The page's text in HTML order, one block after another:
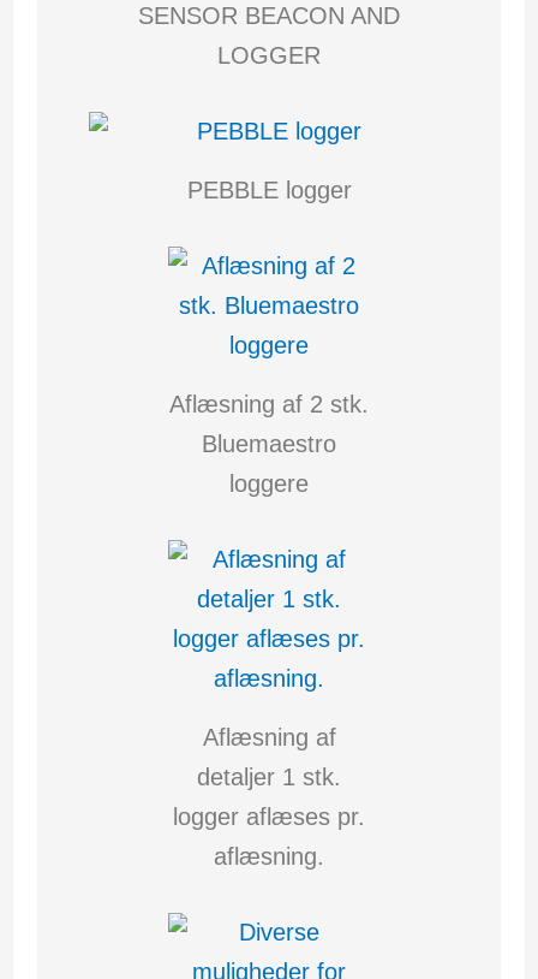
SENSOR BEACON AND
LOGGER
PEBBLE logger
Aflæsning af 2 stk.
Bluemaestro
loggere
Aflæsning af
detaljer 1 stk.
logger aflæses pr.
aflæsning.